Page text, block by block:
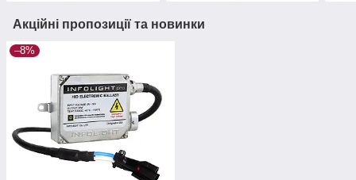
Акційні пропозиції та новинки
–8%